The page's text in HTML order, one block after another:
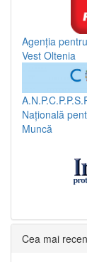
Agenția
Vest Oltenia
Națională
Muncă
Cea mai